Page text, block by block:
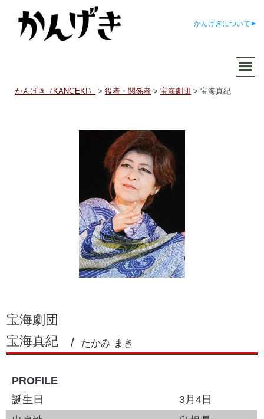
かんげきについて
かんげき（KANGEKI） >役者・関係者 >宝海劇団 >宝海真紀
宝海劇団
宝海真紀
たかみ まき
PROFILE
誕生日
3月4日